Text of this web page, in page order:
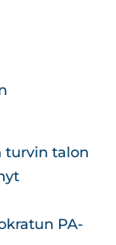
turvin talon
PA-